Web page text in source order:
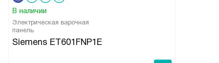
В наличии
Электрическая варочная
панель
Siemens ET601FNP1E